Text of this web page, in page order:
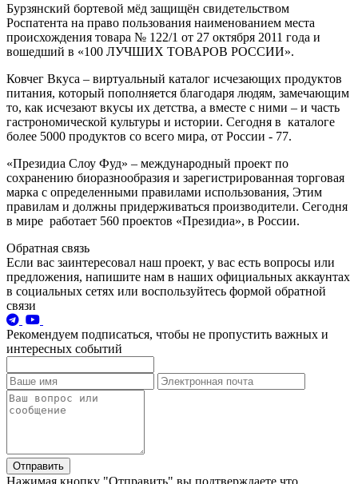
Бурзянский бортевой мёд защищён свидетельством
Роспатента на право пользования наименованием места
происхождения товара № 122/1 от 27 октября 2011 года и
вошедший в «100 ЛУЧШИХ ТОВАРОВ РОССИИ».
Ковчег Вкуса ‒ виртуальный каталог исчезающих продуктов
питания, который пополняется благодаря людям, замечающим
то, как исчезают вкусы их детства, а вместе с ними ‒ и часть
гастрономической культуры и истории. Сегодня в каталоге
более 5000 продуктов со всего мира, от России - 77.
«Президиа Слоу Фуд» ‒ международный проект по
сохранению биоразнообразия и зарегистрированная торговая
марка с определенными правилами использования, Этим
правилам и должны придерживаться производители. Сегодня
в мире работает 560 проектов «Президиа», в России.
Обратная связь
Если вас заинтересовал наш проект, у вас есть вопросы или
предложения, напишите нам в наших официальных аккаунтах
в социальных сетях или воспользуйтесь формой обратной
связи
Рекомендуем подписаться, чтобы не пропустить важных и
интересных событий
Отправить
Нажимая кнопку "Отправить" вы подтверждаете что